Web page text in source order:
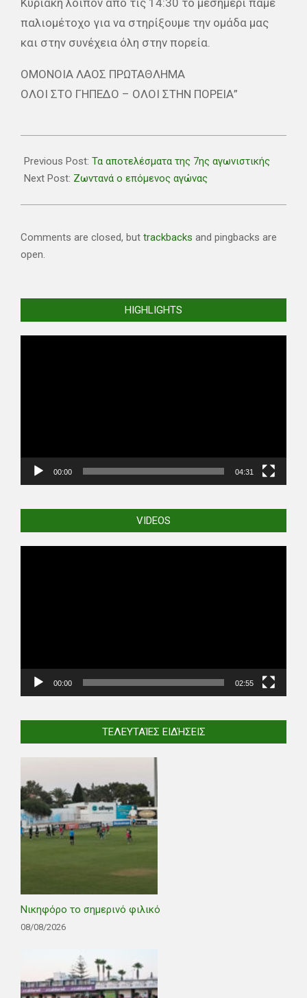
παλιομέτοχο για να στηρίξουμε την ομάδα μας
και στην συνέχεια όλη στην πορεία.
ΟΜΟΝΟΙΑ ΛΑΟΣ ΠΡΩΤΑΘΛΗΜΑ
ΟΛΟΙ ΣΤΟ ΓΗΠΕΔΟ – ΟΛΟΙ ΣΤΗΝ ΠΟΡΕΙΑ”
11-
12
Previous Post: Τα αποτελέσματα της 7ης αγωνιστικής
Next Post: Ζωντανά ο επόμενος αγώνας
Comments are closed, but trackbacks and pingbacks are
open.
HIGHLIGHTS
00:00 04:31
VIDEOS
00:00 02:55
ΤΕΛΕΥΤΑΊΕΣ ΕΙΔΉΣΕΙΣ
Νικηφόρο το σημερινό φιλικό
08/08/2026